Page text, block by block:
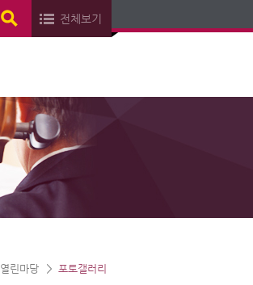
전체보기
열린마당 포토갤러리